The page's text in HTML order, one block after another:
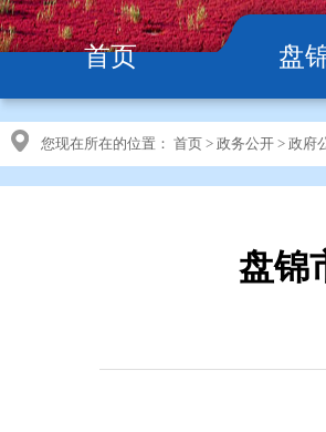
首页 盘
您现在所在的位置： 首页 > 政务公开 > 政府
盘锦